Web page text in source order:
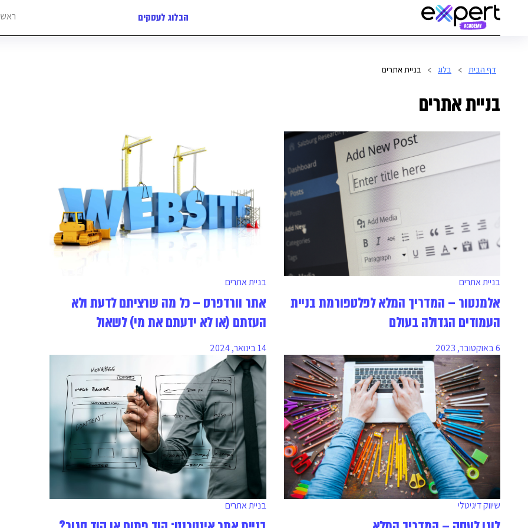
הבלוג לעסקים
דף הבית > בלוג > בניית אתרים
בניית אתרים
בניית אתרים
אלמנטור – המדריך המלא לפלטפורמת בניית
העמודים הגדולה בעולם
6 באוקטובר, 2023
בניית אתרים
אתר וורדפרס – כל מה שרציתם לדעת ולא
העזתם (או לא ידעתם את מי) לשאול
14 בינואר, 2024
שיווק דיגיטלי בניית אתרים